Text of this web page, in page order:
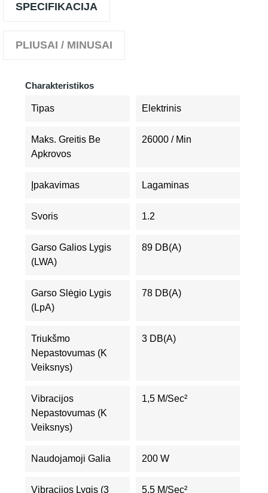
SPECIFIKACIJA
PLIUSAI / MINUSAI
Charakteristikos
Tipas Elektrinis
Maks. Greitis Be
Apkrovos
26000 / Min
Įpakavimas Lagaminas
Svoris 1.2
Garso Galios Lygis
(LWA)
89 DB(A)
Garso Slėgio Lygis
(LpA)
78 DB(A)
Triukšmo
Nepastovumas (K
Veiksnys)
3 DB(A)
Vibracijos
Nepastovumas (K
Veiksnys)
1,5 M/sec²
Naudojamoji Galia 200 W
Vibracijos Lygis (3 5,5 M/sec²